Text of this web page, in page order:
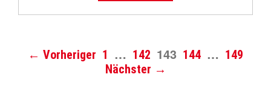
← Vorheriger 1 … 142 143 144 … 149
Nächster →